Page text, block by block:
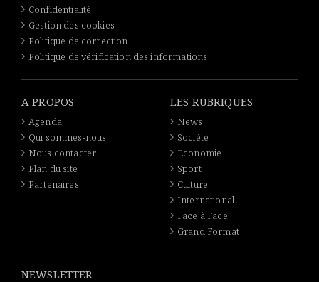
Confidentialité
Gestion des cookies
Politique de correction
Politique de vérification des informations
A PROPOS
Agenda
Qui sommes-nous
Nous contacter
Plan du site
Partenaires
LES RUBRIQUES
News
Société
Economie
Sport
Culture
International
Face à Face
Grand Format
NEWSLETTER